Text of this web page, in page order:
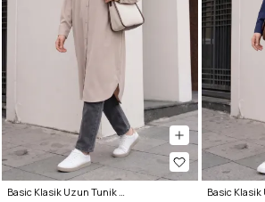
Basic Klasik Uzun Tunik 4061 - TAŞ RENGİ